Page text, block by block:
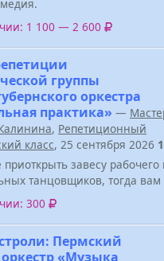
1 100 — 2 600
группы
оркестра
практика» —
, Репетиционный
класс, 25 сентября 2026
завесу рабочего
танцовщиков, тогда
300
Пермский
«Музыка